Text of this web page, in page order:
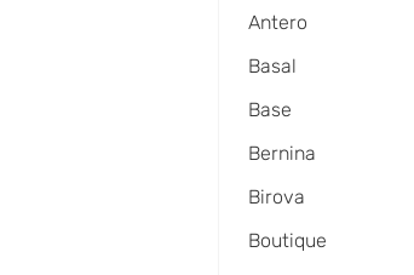
Antero
Basal
Base
Bernina
Birova
Boutique